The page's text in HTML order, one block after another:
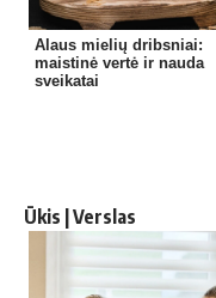
Alaus mielių dribsniai:
maistinė vertė ir nauda
sveikatai
Ūkis | Verslas